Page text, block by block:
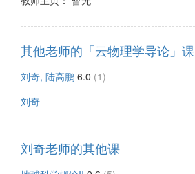
其他老师的「云物理学导论」课
刘奇, 陆高鹏 6.0 (1)
刘奇
刘奇老师的其他课